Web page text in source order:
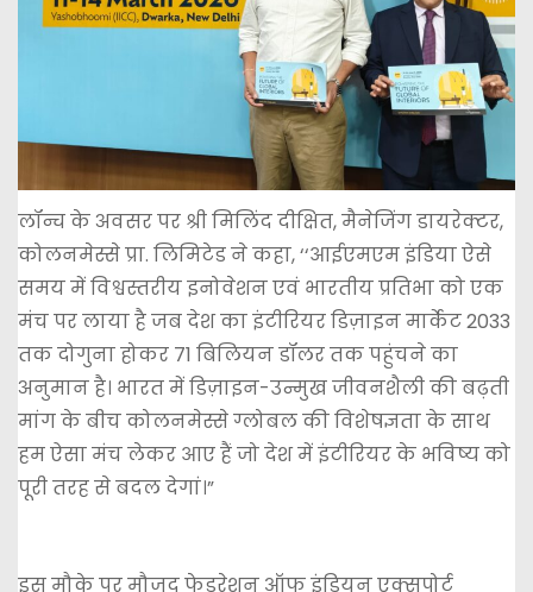
लॉन्च के अवसर पर श्री मिलिंद दीक्षित, मैनेजिंग डायरेक्टर,
कोलनमेस्से प्रा. लिमिटेड ने कहा, ‘‘आईएमएम इंडिया ऐसे
समय में विश्वस्तरीय इनोवेशन एवं भारतीय प्रतिभा को एक
मंच पर लाया है जब देश का इंटीरियर डिज़ाइन मार्केट 2033
तक दोगुना होकर 71 बिलियन डॉलर तक पहुंचने का
अनुमान है। भारत में डिज़ाइन-उन्मुख जीवनशैली की बढ़ती
मांग के बीच कोलनमेस्से ग्लोबल की विशेषज्ञता के साथ
हम ऐसा मंच लेकर आए हैं जो देश में इंटीरियर के भविष्य को
पूरी तरह से बदल देगां।”
इस मौके पर मौजूद फेडरेशन ऑफ इंडियन एक्सपोर्ट